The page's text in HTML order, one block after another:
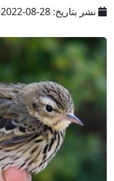
نشر بتاريخ: 28-08-2022 |